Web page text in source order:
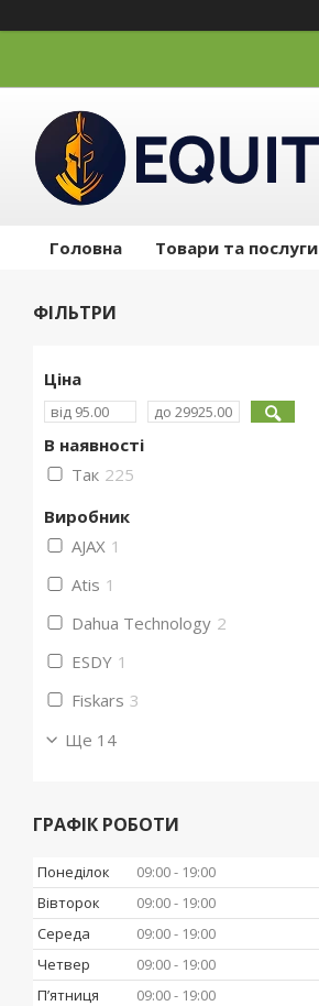
Головна Товари та послуги
ФІЛЬТРИ
Ціна
В наявності
Так 225
Виробник
AJAX 1
Atis 1
Dahua Technology 2
ESDY 1
Fiskars 3
Ще 14
ГРАФІК РОБОТИ
Понеділок 09:00
19:00
Вівторок
09:00
19:00
Середа
09:00
19:00
Четвер
09:00
19:00
Пʼятниця
09:00
19:00